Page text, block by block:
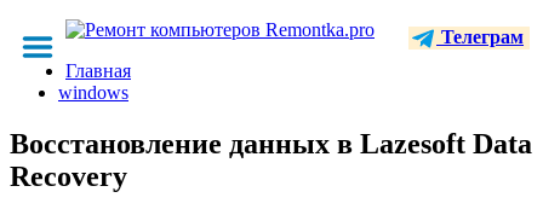
Телеграм
Главная
windows
Восстановление данных в Lazesoft Data
Recovery